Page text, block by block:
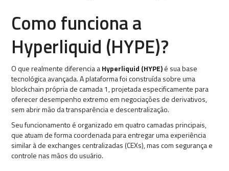
Como funciona a
Hyperliquid (HYPE)?
O que realmente diferencia aHyperliquid (HYPE)é sua base
tecnológica avançada. A plataforma foi construída sobre uma
blockchain própria de camada 1, projetada especificamente para
oferecer desempenho extremo em negociações de derivativos,
sem abrir mão da transparência e descentralização.
Seu funcionamento é organizado em quatro camadas principais,
que atuam de forma coordenada para entregar uma experiência
similar à de exchanges centralizadas (CEXs), mas com segurança e
controle nas mãos do usuário.